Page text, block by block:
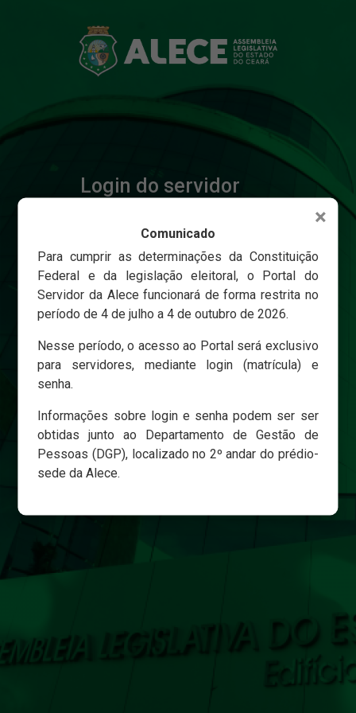
Login do servidor
Senha
Esqueci minha senha
×
Comunicado
Para cumprir as determinações da Constituição
Federal e da legislação eleitoral, o Portal do
Servidor da Alece funcionará de forma restrita no
período de 4 de julho a 4 de outubro de 2026.
Nesse período, o acesso ao Portal será exclusivo
para servidores, mediante login (matrícula) e
senha.
Informações sobre login e senha podem ser ser
obtidas junto ao Departamento de Gestão de
Pessoas (DGP), localizado no 2º andar do prédio-
sede da Alece.